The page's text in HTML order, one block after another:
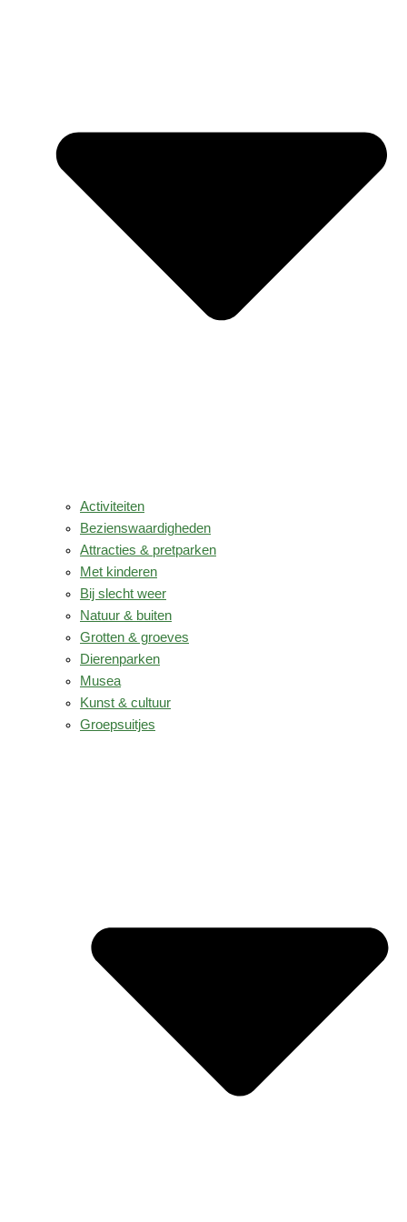
Activiteiten
Bezienswaardigheden
Attracties & pretparken
Met kinderen
Bij slecht weer
Natuur & buiten
Grotten & groeves
Dierenparken
Musea
Kunst & cultuur
Groepsuitjes